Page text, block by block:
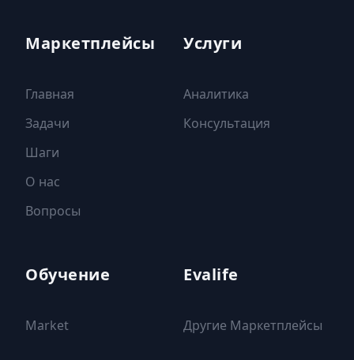
Маркетплейсы
Главная
Задачи
Шаги
О нас
Вопросы
Услуги
Аналитика
Консультация
Обучение
Market
Evalife
Другие Маркетплейсы